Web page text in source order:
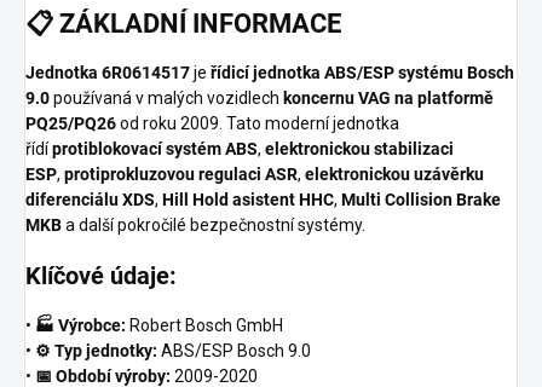
📋 ZÁKLADNÍ INFORMACE
Jednotka 6R0614517je řídicí jednotka ABS/ESP systému Bosch
9.0používaná v malých vozidlech koncernu VAG na platformě
PQ25/PQ26od roku 2009. Tato moderní jednotka
řídíprotiblokovací systém ABS, elektronickou stabilizaci
ESP, protiprokluzovou regulaci ASR, elektronickou uzávěrku
diferenciálu XDS, Hill Hold asistent HHC, Multi Collision Brake
MKBa další pokročilé bezpečnostní systémy.
Klíčové údaje:
• 🏭 Výrobce: Robert Bosch GmbH
• ⚙️ Typ jednotky: ABS/ESP Bosch 9.0
• 📅 Období výroby: 2009-2020